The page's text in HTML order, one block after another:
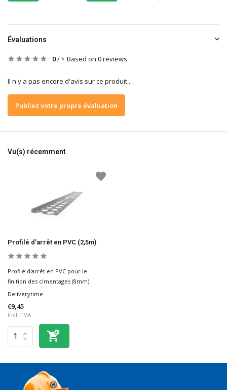
Évaluations
0/ 5 Based on 0 reviews
Il n'y a pas encore d'avis sur ce produit..
Publiez votre propre évaluation
Vu(s) récemment
Profilé d'arrêt en PVC (2,5m)
Profilé d'arrêt en PVC pour le
finition des cimentages (8mm)
Deliverytime
€9,45
Incl. TVA